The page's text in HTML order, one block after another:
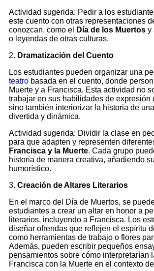
Actividad sugerida: Pedir a los
este cuento con otras representaciones
conozcan, como el
Día de los Muertos y
o leyendas de otras culturas.
2. Dramatización del Cuento
Los estudiantes pueden organizar una
teatro basada en el cuento, donde
Muerte y a Francisca. Esta actividad no
trabajar en sus habilidades de expresión
sino también interiorizar la historia de
divertida y dinámica.
Actividad sugerida: Dividir la clase en
para que adapten y representen
Francisca y la Muerte. Cada grupo
historia de manera creativa, añadiendo
humorístico.
3. Creación de Altares Literarios
En el marco del Día de Muertos, se
estudiantes a crear un altar en honor a
literarios, incluyendo a Francisca. Los
diseñar ofrendas que reflejen el espíritu
como herramientas de trabajo o flores
Además, pueden escribir pequeños
pensamientos sobre cómo interpretarían
Francisca con la Muerte en el contexto